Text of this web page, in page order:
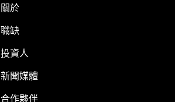
關於
職缺
投資人
新聞媒體
合作夥伴